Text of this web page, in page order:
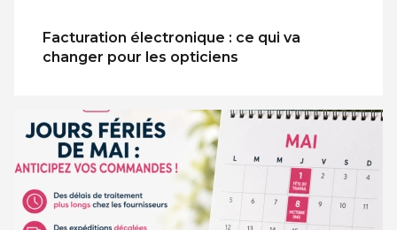
Facturation électronique : ce qui va
changer pour les opticiens